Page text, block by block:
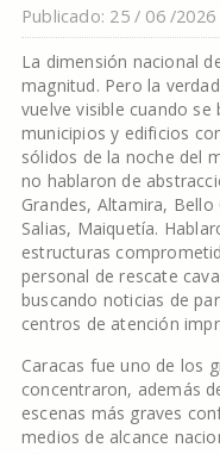
Publicado: 25 / 06 /2026
La dimensión nacional
magnitud. Pero la
vuelve visible cuando
municipios y edificios
sólidos de la noche del
no hablaron de
Grandes, Altamira,
Salias, Maiquetía.
estructuras
personal de rescate
buscando noticias de
centros de atención
Caracas fue uno de los
concentraron, además
escenas más graves
medios de alcance